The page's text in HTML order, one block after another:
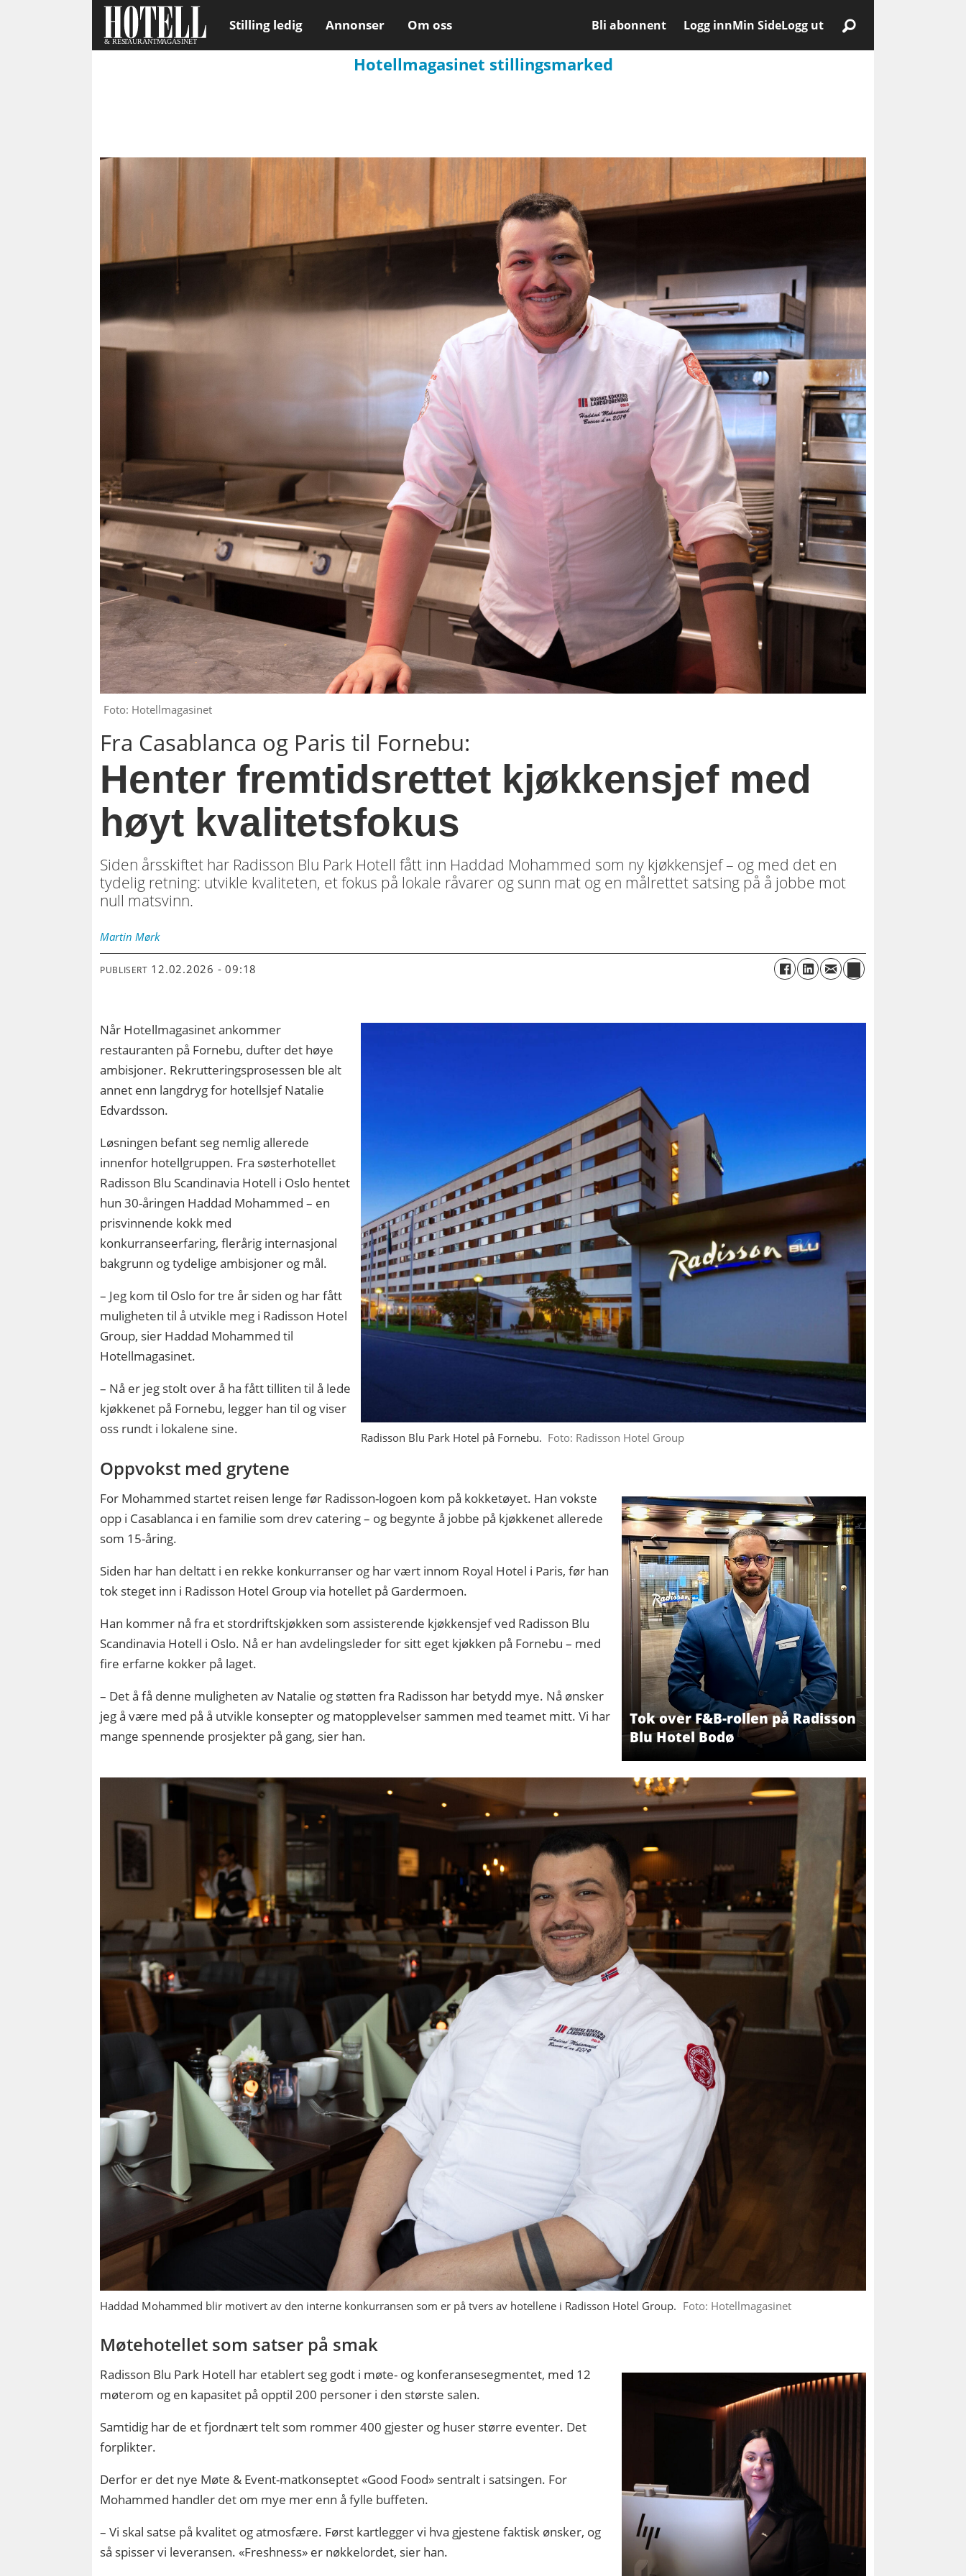
Stilling ledig Annonser Om oss Bli abonnent Logg innMin SideLogg ut
Hotellmagasinet stillingsmarked
Foto: Hotellmagasinet
Fra Casablanca og Paris til Fornebu:
Henter fremtidsrettet kjøkkensjef med
høyt kvalitetsfokus
Siden årsskiftet har Radisson Blu Park Hotell fått inn Haddad Mohammed som ny kjøkkensjef – og med det en
tydelig retning: utvikle kvaliteten, et fokus på lokale råvarer og sunn mat og en målrettet satsing på å jobbe mot
null matsvinn.
Martin Mørk
PUBLISERT 12.02.2026 - 09:18
Radisson Blu Park Hotel på Fornebu. Foto: Radisson Hotel Group
Når Hotellmagasinet ankommer
restauranten på Fornebu, dufter det høye
ambisjoner. Rekrutteringsprosessen ble alt
annet enn langdryg for hotellsjef Natalie
Edvardsson.
Løsningen befant seg nemlig allerede
innenfor hotellgruppen. Fra søsterhotellet
Radisson Blu Scandinavia Hotell i Oslo hentet
hun 30-åringen Haddad Mohammed – en
prisvinnende kokk med
konkurranseerfaring, flerårig internasjonal
bakgrunn og tydelige ambisjoner og mål.
– Jeg kom til Oslo for tre år siden og har fått
muligheten til å utvikle meg i Radisson Hotel
Group, sier Haddad Mohammed til
Hotellmagasinet.
– Nå er jeg stolt over å ha fått tilliten til å lede
kjøkkenet på Fornebu, legger han til og viser
oss rundt i lokalene sine.
Oppvokst med grytene
Tok over F&B-rollen på Radisson
Blu Hotel Bodø
For Mohammed startet reisen lenge før Radisson-logoen kom på kokketøyet. Han vokste
opp i Casablanca i en familie som drev catering – og begynte å jobbe på kjøkkenet allerede
som 15-åring.
Siden har han deltatt i en rekke konkurranser og har vært innom Royal Hotel i Paris, før han
tok steget inn i Radisson Hotel Group via hotellet på Gardermoen.
Han kommer nå fra et stordriftskjøkken som assisterende kjøkkensjef ved Radisson Blu
Scandinavia Hotell i Oslo. Nå er han avdelingsleder for sitt eget kjøkken på Fornebu – med
fire erfarne kokker på laget.
– Det å få denne muligheten av Natalie og støtten fra Radisson har betydd mye. Nå ønsker
jeg å være med på å utvikle konsepter og matopplevelser sammen med teamet mitt. Vi har
mange spennende prosjekter på gang, sier han.
Haddad Mohammed blir motivert av den interne konkurransen som er på tvers av hotellene i Radisson Hotel Group. Foto: Hotellmagasinet
Møtehotellet som satser på smak
Radisson Blu Park Hotell har etablert seg godt i møte- og konferansesegmentet, med 12
møterom og en kapasitet på opptil 200 personer i den største salen.
Samtidig har de et fjordnært telt som rommer 400 gjester og huser større eventer. Det
forplikter.
Derfor er det nye Møte & Event-matkonseptet «Good Food» sentralt i satsingen. For
Mohammed handler det om mye mer enn å fylle buffeten.
– Vi skal satse på kvalitet og atmosfære. Først kartlegger vi hva gjestene faktisk ønsker, og
så spisser vi leveransen. «Freshness» er nøkkelordet, sier han.